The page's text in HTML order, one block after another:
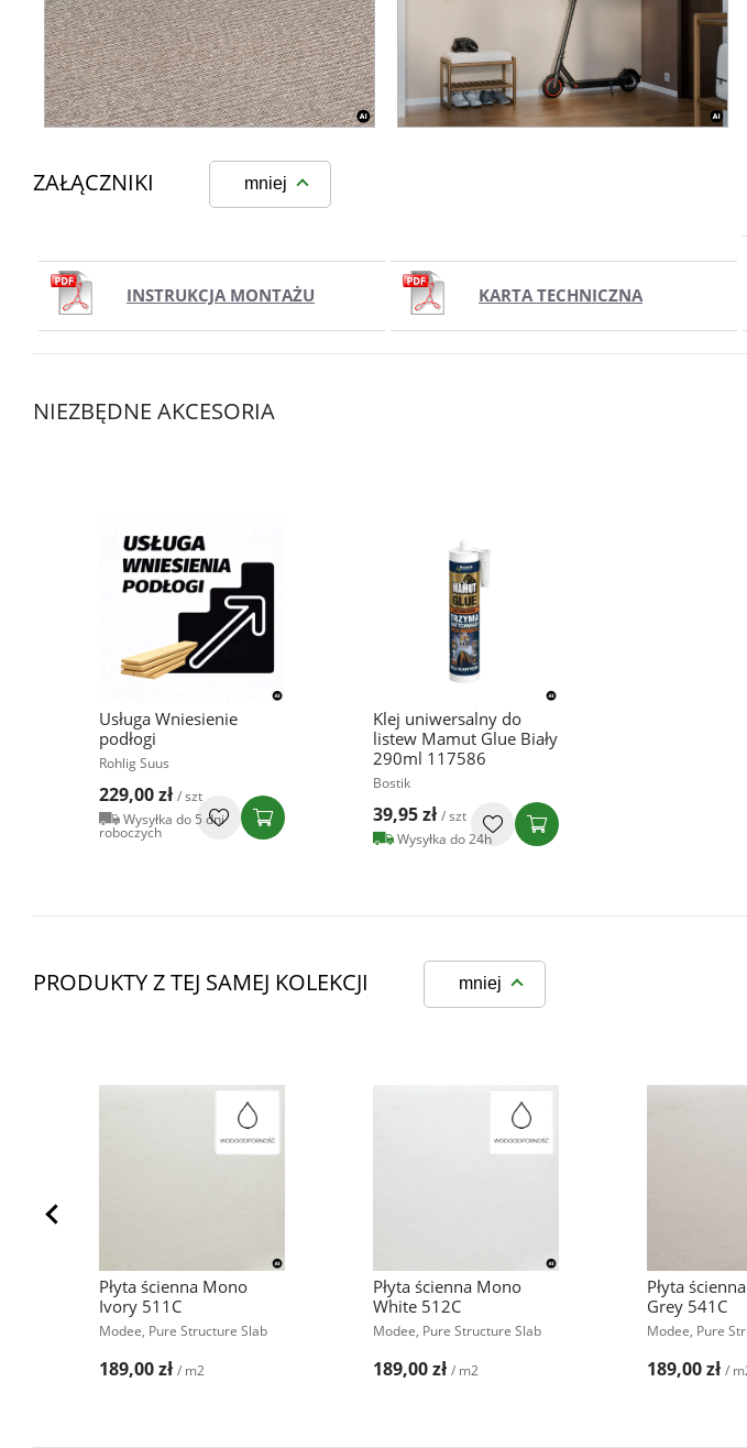
ZAŁĄCZNIKI mniej
INSTRUKCJA MONTAŻU KARTA TECHNICZNA
NIEZBĘDNE AKCESORIA
Usługa Wniesienie
podłogi
Rohlig Suus
229,00 zł / szt
Wysyłka do 5 dni
roboczych
Klej uniwersalny do
listew Mamut Glue Biały
290ml 117586
Bostik
39,95 zł / szt
Wysyłka do 24h
PRODUKTY Z TEJ SAMEJ KOLEKCJI mniej
Płyta ścienna Mono
Ivory 511C
Modee, Pure Structure Slab
189,00 zł / m2
Płyta ścienna Mono
White 512C
Modee, Pure Structure Slab
189,00 zł / m2
Płyta
Grey 541C
Modee, Pure
189,00 zł /